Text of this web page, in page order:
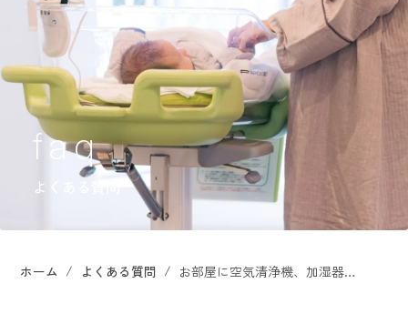
よくある質問
ホーム よくある質問 お部屋に空気清浄機、加湿器はありますか？